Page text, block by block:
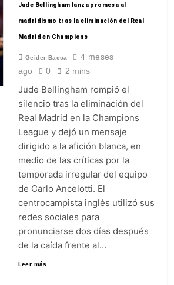
Jude Bellingham lanza promesa al
madridismo tras la eliminación del Real
Madrid en Champions
Geider Bacca
4 meses
ago
0 2 mins
Jude Bellingham rompió el
silencio tras la eliminación del
Real Madrid en la Champions
League y dejó un mensaje
dirigido a la afición blanca, en
medio de las críticas por la
temporada irregular del equipo
de Carlo Ancelotti. El
centrocampista inglés utilizó sus
redes sociales para
pronunciarse dos días después
de la caída frente al…
Leer más